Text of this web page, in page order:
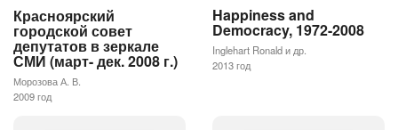
Красноярский
городской совет
депутатов в зеркале
СМИ (март- дек. 2008 г.)
Морозова А. В.
2009 год
Happiness and
Democracy, 1972-2008
Inglehart Ronald и др.
2013 год